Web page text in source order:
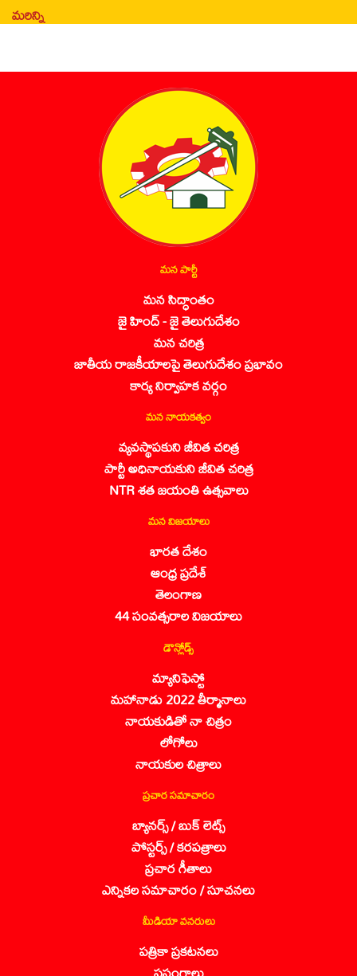
మరిన్ని
మన పార్టీ
మన సిద్ధాంతం
జై హింద్ - జై తెలుగుదేశం
మన చరిత్ర
జాతీయ రాజకీయాలపై తెలుగుదేశం ప్రభావం
కార్య నిర్వాహక వర్గం
మన నాయకత్వం
వ్యవస్థాపకుని జీవిత చరిత్ర
పార్టీ అధినాయకుని జీవిత చరిత్ర
NTR శత జయంతి ఉత్సవాలు
మన విజయాలు
భారత దేశం
ఆంధ్ర ప్రదేశ్
తెలంగాణ
44 సంవత్సరాల విజయాలు
డౌన్లోడ్స్
మ్యానిఫెస్టో
మహానాడు 2022 తీర్మానాలు
నాయకుడితో నా చిత్రం
లోగోలు
నాయకుల చిత్రాలు
ప్రచార సమాచారం
బ్యానర్స్ / బుక్ లెట్స్
పోస్టర్స్ / కరపత్రాలు
ప్రచార గీతాలు
ఎన్నికల సమాచారం / సూచనలు
మీడియా వనరులు
పత్రికా ప్రకటనలు